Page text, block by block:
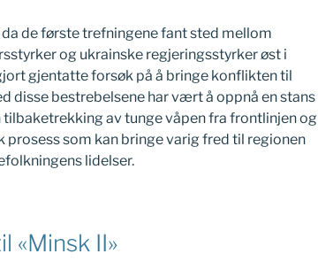
de første trefningene fant sted mellom
og ukrainske regjeringsstyrker øst i
gjentatte forsøk på å bringe konflikten til
disse bestrebelsene har vært å oppnå en stans
tilbaketrekking av tunge våpen fra frontlinjen og
som kan bringe varig fred til regionen
lidelser.
«Minsk II»